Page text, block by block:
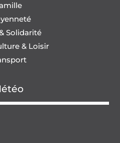
Solidarité
& Loisir